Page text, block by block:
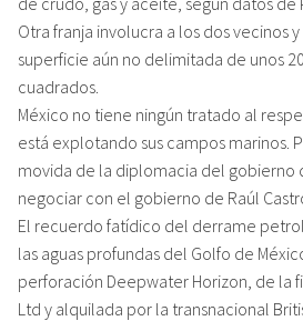
Otra franja involucra a los dos vecinos
superficie aún no delimitada de unos
cuadrados.
México no tiene ningún tratado al
está explotando sus campos marinos.
movida de la diplomacia del gobierno
negociar con el gobierno de Raúl
El recuerdo fatídico del derrame
las aguas profundas del Golfo de
perforación Deepwater Horizon, de la
Ltd y alquilada por la transnacional